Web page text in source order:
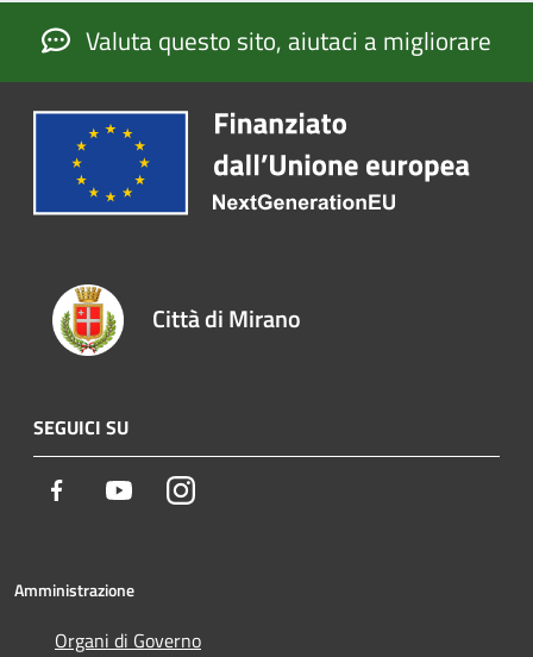
Valuta questo sito, aiutaci a migliorare
Città di Mirano
SEGUICI SU
Facebook YoutubeInstagram
Amministrazione
Organi di Governo